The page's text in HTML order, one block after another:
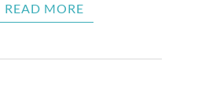
READ MORE